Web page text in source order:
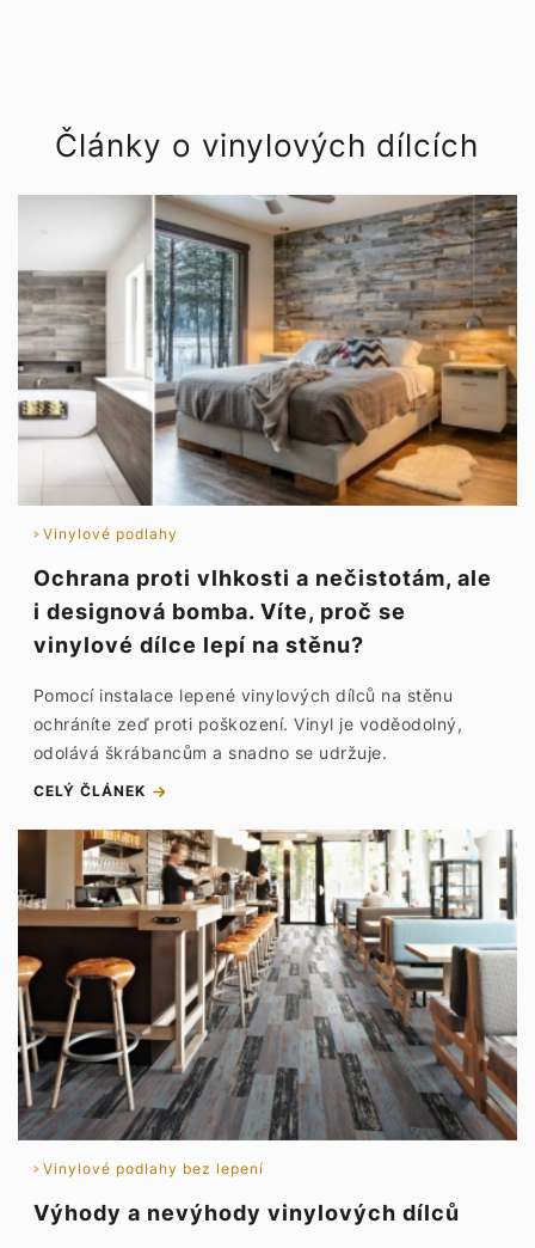
Články o vinylových dílcích
Vinylové podlahy
Ochrana proti vlhkosti a nečistotám, ale
i designová bomba. Víte, proč se
vinylové dílce lepí na stěnu?
Pomocí instalace lepené vinylových dílců na stěnu
ochráníte zeď proti poškození. Vinyl je voděodolný,
odolává škrábancům a snadno se udržuje.
CELÝ ČLÁNEK
Vinylové podlahy bez lepení
Výhody a nevýhody vinylových dílců